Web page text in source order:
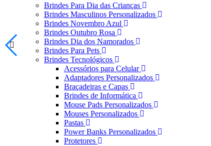
Brindes Para Dia das Crianças
Brindes Masculinos Personalizados
Brindes Novembro Azul
Brindes Outubro Rosa
Brindes Dia dos Namorados
Brindes Para Pets
Brindes Tecnológicos
Acessórios para Celular
Adaptadores Personalizados
Braçadeiras e Capas
Brindes de Informática
Mouse Pads Personalizados
Mouses Personalizados
Pastas
Power Banks Personalizados
Protetores